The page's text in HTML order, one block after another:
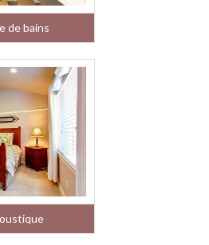
de bains